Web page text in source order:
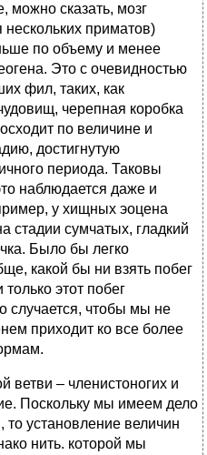
можно сказать, мозг
приматов)
по объему и менее
Это с очевидностью
фил, таких, как
черепная коробка
по величине и
достигнутую
периода. Таковы
наблюдается даже и
у хищных эоцена
стадии сумчатых, гладкий
Было бы легко
какой бы ни взять побег
этот побег
случается, чтобы мы не
приходит ко все более
ветви – членистоногих и
Поскольку мы имеем дело
то установление величин
нить. которой мы